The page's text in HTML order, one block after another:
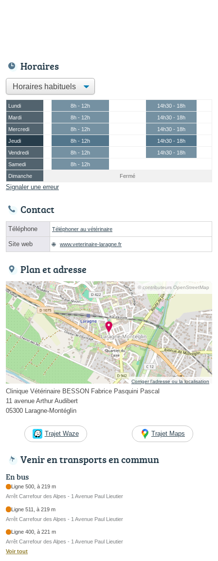
Horaires
Lundi 8h - 12h
14h30 - 18h
Mardi
8h - 12h
14h30 - 18h
Mercredi
8h - 12h
14h30 - 18h
Jeudi
8h - 12h
14h30 - 18h
Vendredi
8h - 12h
14h30 - 18h
Samedi
8h - 12h
Dimanche
Fermé
Signaler une erreur
Contact
Téléphone Téléphoner au vétérinaire
Site web www.veterinaire-laragne.fr
Plan et adresse
© contributeurs OpenStreetMap
Corriger l’adresse ou la localisation
Clinique Vétérinaire BESSON Fabrice Pasquini Pascal
11 avenue Arthur Audibert
05300 Laragne-Montéglin
Trajet Waze Trajet Maps
Venir en transports en commun
En bus
Ligne 500, à 219 m
Arrêt Carrefour des Alpes - 1 Avenue Paul Lieutier
Ligne 511, à 219 m
Arrêt Carrefour des Alpes - 1 Avenue Paul Lieutier
Ligne 400, à 221 m
Arrêt Carrefour des Alpes - 1 Avenue Paul Lieutier
Voir tout